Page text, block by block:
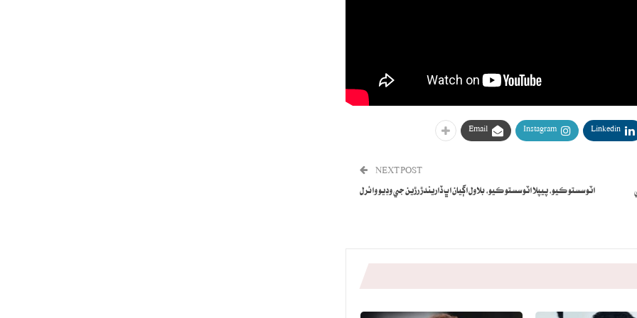
Linkedin
Instagram
Email
NEXT POST
اٽو سستو ڪيو، پيپلا اٽو سستو ڪيو، بلاول اڳيان اڀ ڏاريندڙ رڙين جي وڊيو وائرل